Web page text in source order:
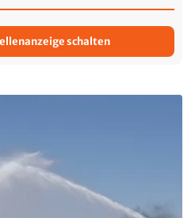
schalten